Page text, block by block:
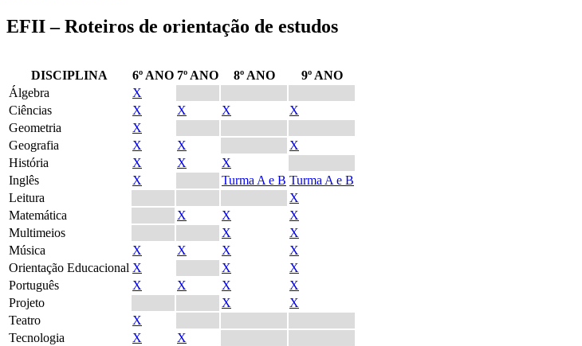
EFII – Roteiros de orientação de estudos
DISCIPLINA 6º ANO 7º ANO 8º ANO
9º ANO
Álgebra
X
Ciências
X X X
X
Geometria
X
Geografia
X X
X
História
X X
X
Inglês
X Turma A e B Turma A e B
Leitura
X
Matemática
X X
X
Multimeios
X
X
Música
X X X
X
Orientação Educacional X X
X
Português
X X X
X
Projeto
X
X
Teatro
X
Tecnologia
X X